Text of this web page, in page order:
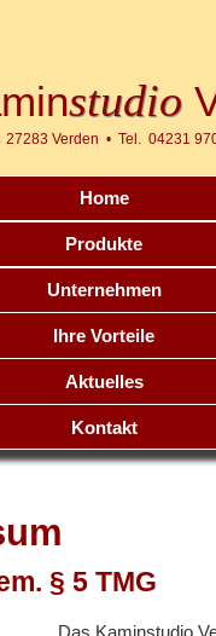
studio
27283 Verden • Tel. 04231
Home
Produkte
Unternehmen
Ihre Vorteile
Aktuelles
Kontakt
§ 5 TMG
Das Kaminstudio